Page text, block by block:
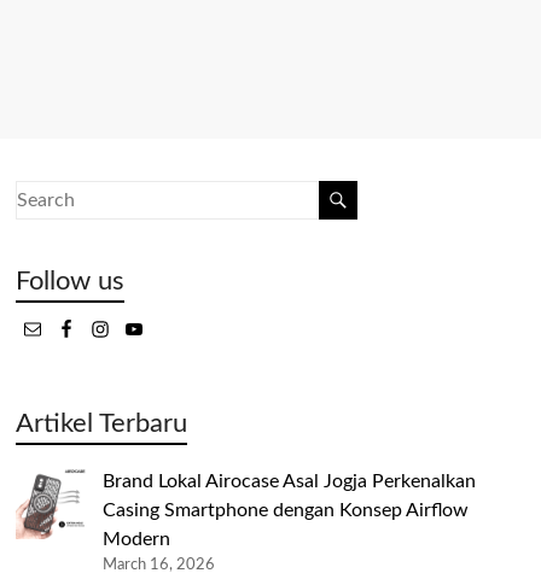
Follow us
Artikel Terbaru
Brand Lokal Airocase Asal Jogja Perkenalkan
Casing Smartphone dengan Konsep Airflow
Modern
March 16, 2026